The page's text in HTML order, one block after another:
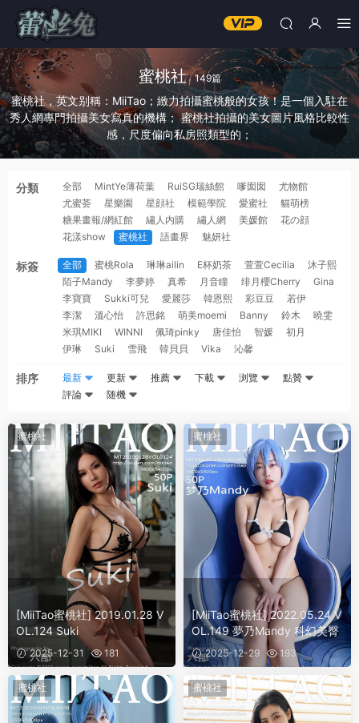
蜜桃社 149篇
蜜桃社，英文别稱：MiiTao；緻力拍攝蜜桃般的女孩！是一個入駐在
秀人網專門拍攝美女寫真的機構； 蜜桃社拍攝的美女圖片風格比較性
感，尺度偏向私房照類型的；
分類 全部 MintYe薄荷葉 RuiSG瑞絲館 嗲囡囡
尤物館
尤蜜荟
星樂園 星顔社 模範學院 愛蜜社
貓萌榜
糖果畫報/網紅館
繡人内購 繡人網 美媛館
花の顔
花漾show
蜜桃社 語畫界 魅妍社
标簽 全部 蜜桃Rola 琳琳ailin E杯奶茶 萱萱Cecilia
沐子熙
陌子Mandy
李夢婷 真希 月音瞳 绯月櫻Cherry
Gina
李寶寶
Sukki可兒 愛麗莎 韓恩熙 彩豆豆
若伊
李潔
溫心怡 許思銘 萌美moemi Banny 鈴木
曉雯
米琪MIKI
WINNI 佩琦pinky 唐佳怡 智媛
初月
伊琳
Suki 雪飛 韓貝貝 Vika 沁馨
排序 最新 更新 推薦 下載 浏覽
點贊
評論
随機
蜜桃社
[MiiTao蜜桃社] 2019.01.28 V
OL.124 Suki
2025-12-31 181
蜜桃社
[MiiTao蜜桃社] 2022.05.24 V
OL.149 夢乃Mandy 科幻美臀
2025-12-29 193
蜜桃社 蜜桃社